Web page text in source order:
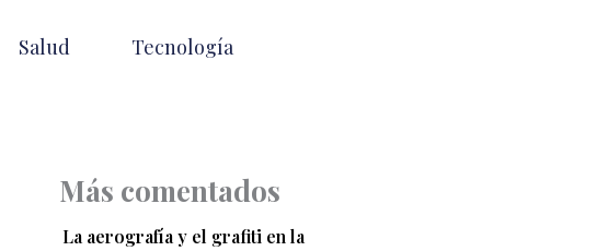
Salud Tecnología
Más comentados
La aerografía y el grafiti en la